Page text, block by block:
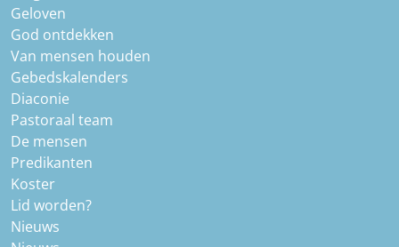
Geloven
God ontdekken
Van mensen houden
Gebedskalenders
Diaconie
Pastoraal team
De mensen
Predikanten
Koster
Lid worden?
Nieuws